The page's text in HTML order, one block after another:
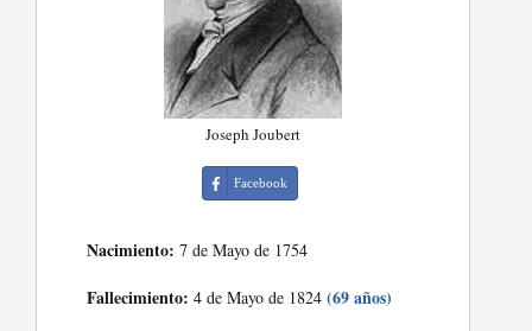
Joseph Joubert
Facebook
Nacimiento: 7 de Mayo de 1754
Fallecimiento: 4 de Mayo de 1824(69 años)